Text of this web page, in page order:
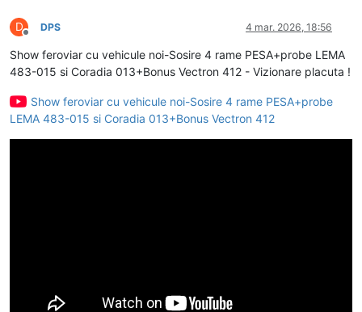
D
Deconectat
DPS 4 mar. 2026, 18:56
Show feroviar cu vehicule noi-Sosire 4 rame PESA+probe LEMA
483-015 si Coradia 013+Bonus Vectron 412 - Vizionare placuta !
Show feroviar cu vehicule noi-Sosire 4 rame PESA+probe
LEMA 483-015 si Coradia 013+Bonus Vectron 412